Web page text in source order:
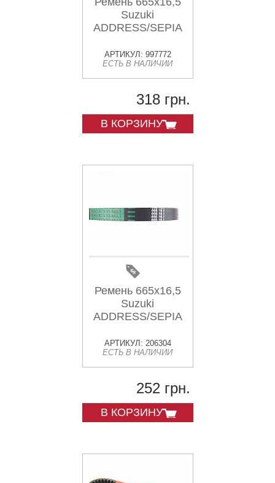
Suzuki
ADDRESS/SEPIA
АРТИКУЛ: 997772
ЕСТЬ В НАЛИЧИИ
318 грн.
В КОРЗИНУ
Ремень 665х16,5
Suzuki
ADDRESS/SEPIA
АРТИКУЛ: 206304
ЕСТЬ В НАЛИЧИИ
252 грн.
В КОРЗИНУ